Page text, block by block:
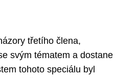
třetího člena,
svým tématem a dostane
tohoto speciálu byl